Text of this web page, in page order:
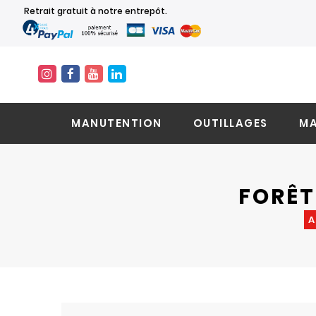
Retrait gratuit à notre entrepôt.
MANUTENTION OUTILLAGES